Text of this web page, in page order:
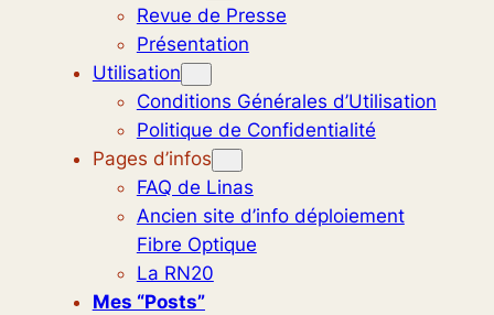
Revue de Presse
Présentation
Utilisation
Conditions Générales d’Utilisation
Politique de Confidentialité
Pages d’infos
FAQ de Linas
Ancien site d’info déploiement
Fibre Optique
La RN20
Mes “posts”